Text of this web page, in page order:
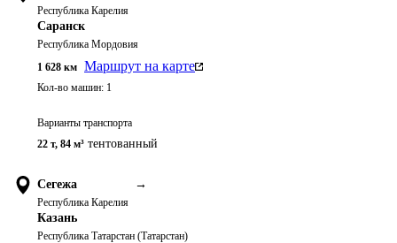
Республика Карелия
Саранск
Республика Мордовия
1 628 км Маршрут на карте
Кол-во машин: 1
Варианты транспорта
22 т, 84 м³ тентованный
Сегежа →
Республика Карелия
Казань
Республика Татарстан (Татарстан)